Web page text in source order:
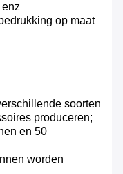
enz
op maat
soorten
produceren;
en 50
worden